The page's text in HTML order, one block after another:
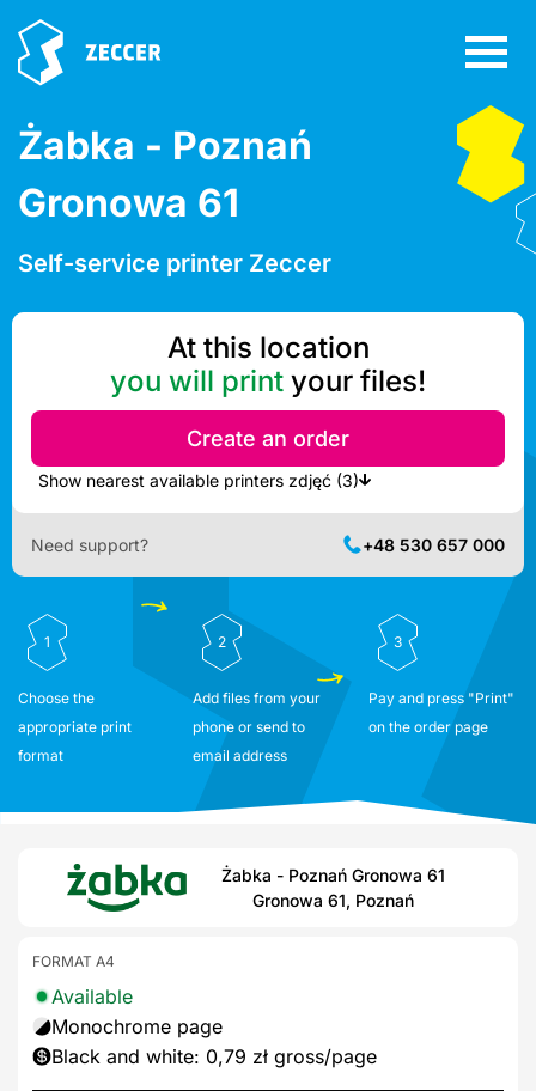
Żabka - Poznań
Gronowa 61
Self-service printer Zeccer
At this location
you will print your files!
Create an order
Show nearest available printers zdjęć (3)
Need support? +48 530 657 000
1
Choose the
appropriate print
format
2
Add files from your
phone or send to
email address
3
Pay and press "Print"
on the order page
Żabka - Poznań Gronowa 61
Gronowa 61, Poznań
FORMAT A4
Available
Monochrome page
Black and white: 0,79 zł gross/page